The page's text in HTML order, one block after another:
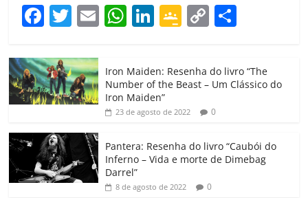
F
c
e
b
o
o
k
T
itt
er
E W
at
s
A
p
Li
e
dI
G
gl
e
Cl
a
ss
ro
C
p
y
Li
k
m
p
h
ar
Iron Maiden: Resenha do livro “The
Number of the Beast – Um Clássico do
Iron Maiden”
23 de agosto de 2022 0
Pantera: Resenha do livro “Caubói do
Inferno – Vida e morte de Dimebag
Darrel”
8 de agosto de 2022 0